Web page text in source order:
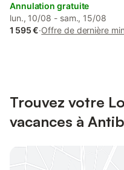
Annulation gratuite
lun., 10/08 - sam., 15/08
1 595 €·Offre de dernière
Trouvez votre
vacances à